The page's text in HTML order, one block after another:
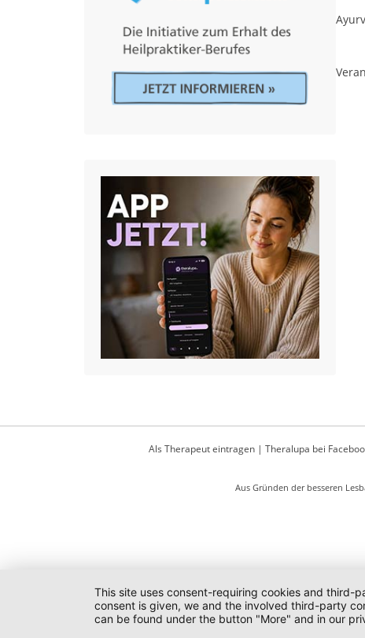
Als Therapeut eintragen| Theralupa bei
Aus Gründen der besseren
This site uses consent-requiring cookies and third-
consent is given, we and the involved third-party
can be found under the button "More" and in our